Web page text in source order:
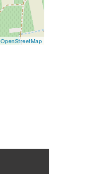
OpenStreetMap